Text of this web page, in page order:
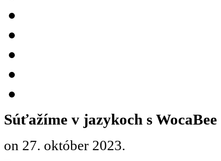
Súťažíme v jazykoch s WocaBee
on 27. október 2023.